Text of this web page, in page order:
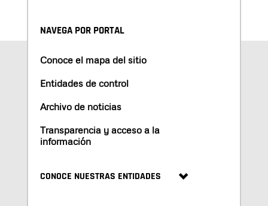
NAVEGA POR PORTAL
Conoce el mapa del sitio
Entidades de control
Archivo de noticias
Transparencia y acceso a la
información
CONOCE NUESTRAS ENTIDADES